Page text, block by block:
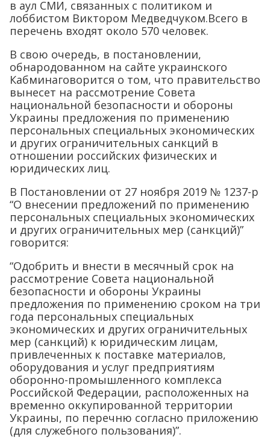
в аул СМИ, связанных с политиком и
лоббистом Виктором Медведчуком.Всего в
перечень входят около 570 человек.
В свою очередь, в постановлении,
обнародованном на сайте украинского
Кабминаговорится о том, что правительство
вынесет на рассмотрение Совета
национальной безопасности и обороны
Украины предложения по применению
персональных специальных экономических
и других ограничительных санкций в
отношении российских физических и
юридических лиц.
В Постановлении от 27 ноября 2019 № 1237-р
“О внесении предложений по применению
персональных специальных экономических
и других ограничительных мер (санкций)”
говорится:
“Одобрить и внести в месячный срок на
рассмотрение Совета национальной
безопасности и обороны Украины
предложения по применению сроком на три
года персональных специальных
экономических и других ограничительных
мер (санкций) к юридическим лицам,
привлеченных к поставке материалов,
оборудования и услуг предприятиям
оборонно-промышленного комплекса
Российской Федерации, расположенных на
временно оккупированной территории
Украины, по перечню согласно приложению
(для служебного пользования)”.